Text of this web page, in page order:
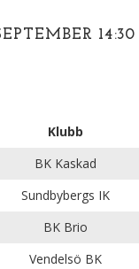
14:30
Klubb
BK Kaskad
Sundbybergs IK
BK Brio
Vendelsö BK